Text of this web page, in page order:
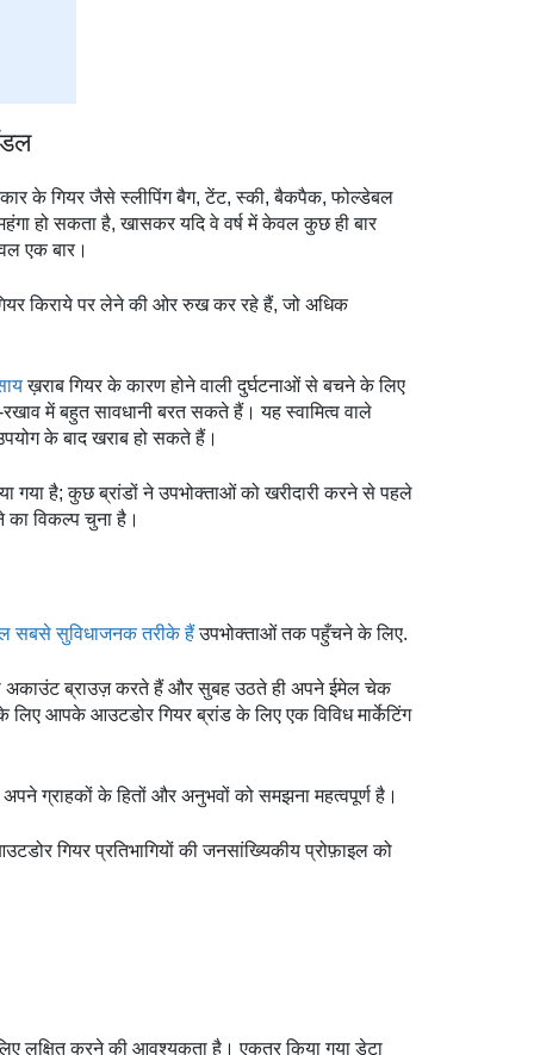
के गियर जैसे स्लीपिंग बैग, टेंट, स्की, बैकपैक, फोल्डेबल
हो सकता है, खासकर यदि वे वर्ष में केवल कुछ ही बार
एक बार।
किराये पर लेने की ओर रुख कर रहे हैं, जो अधिक
ख़राब गियर के कारण होने वाली दुर्घटनाओं से बचने के लिए
में बहुत सावधानी बरत सकते हैं। यह स्वामित्व वाले
के बाद खराब हो सकते हैं।
गया है; कुछ ब्रांडों ने उपभोक्ताओं को खरीदारी करने से पहले
का विकल्प चुना है।
सबसे सुविधाजनक तरीके हैंउपभोक्ताओं तक पहुँचने के लिए.
अकाउंट ब्राउज़ करते हैं और सुबह उठते ही अपने ईमेल चेक
आपके आउटडोर गियर ब्रांड के लिए एक विविध मार्केटिंग
ग्राहकों के हितों और अनुभवों को समझना महत्वपूर्ण है।
गियर प्रतिभागियों की जनसांख्यिकीय प्रोफ़ाइल को
लक्षित करने की आवश्यकता है। एकत्र किया गया डेटा